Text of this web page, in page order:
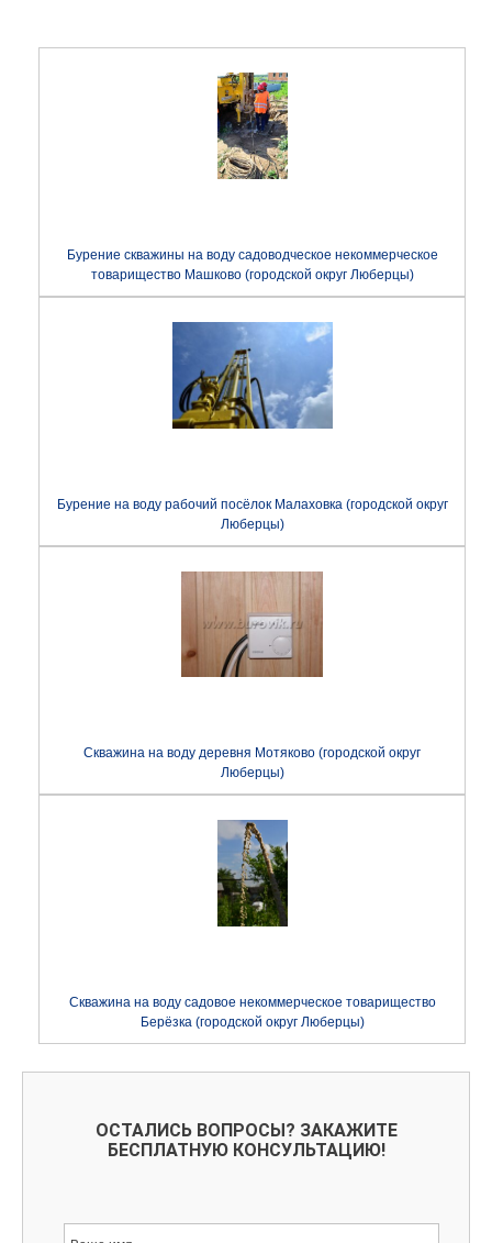
Бурение скважины на воду садоводческое некоммерческое
товарищество Машково (городской округ Люберцы)
Бурение на воду рабочий посёлок Малаховка (городской округ
Люберцы)
Скважина на воду деревня Мотяково (городской округ
Люберцы)
Скважина на воду садовое некоммерческое товарищество
Берёзка (городской округ Люберцы)
ОСТАЛИСЬ ВОПРОСЫ? ЗАКАЖИТЕ
БЕСПЛАТНУЮ КОНСУЛЬТАЦИЮ!